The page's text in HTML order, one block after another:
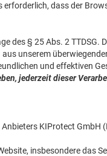
erforderlich, dass der
des § 25 Abs. 2 TTDSG.
unserem
und effektiven
jederzeit dieser
KIProtect GmbH
insbesondere das